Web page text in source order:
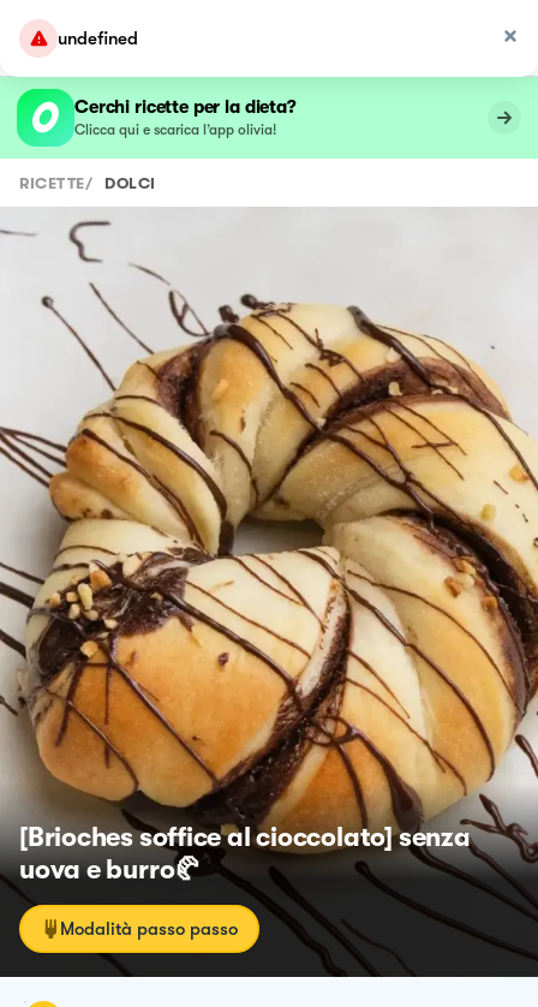
undefined
Cerchi ricette per la dieta?
Clicca qui e scarica l’app olivia!
RICETTE/ DOLCI
[Brioches soffice al cioccolato] senza
uova e burro🥐
Modalità passo passo